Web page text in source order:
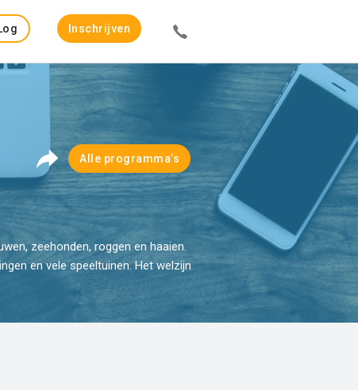
Inschrijven
Alle programma’s
zeehonden, roggen en haaien.
en vele speeltuinen. Het welzijn